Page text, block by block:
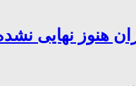
هنوز نهایی